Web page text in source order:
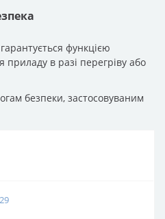
функцією
в разі перегріву або
безпеки, застосовуваним